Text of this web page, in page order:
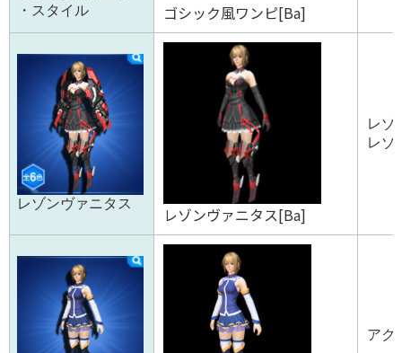
・スタイル
ゴシック風ワンピ[Ba]
レゾンヴァニタス
レゾンヴァニタス[Ba]
レゾ
レゾ
アク